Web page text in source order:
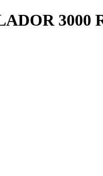
3000